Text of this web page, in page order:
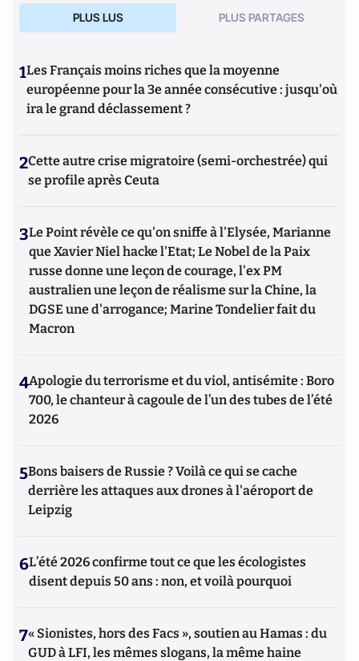
PLUS LUS PLUS PARTAGES
1Les Français moins riches que la moyenne
européenne pour la 3e année consécutive : jusqu'où
ira le grand déclassement ?
2Cette autre crise migratoire (semi-orchestrée) qui
se profile après Ceuta
3Le Point révèle ce qu'on sniffe à l'Elysée, Marianne
que Xavier Niel hacke l'Etat; Le Nobel de la Paix
russe donne une leçon de courage, l'ex PM
australien une leçon de réalisme sur la Chine, la
DGSE une d'arrogance; Marine Tondelier fait du
Macron
4Apologie du terrorisme et du viol, antisémite : Boro
700, le chanteur à cagoule de l’un des tubes de l’été
2026
5Bons baisers de Russie ? Voilà ce qui se cache
derrière les attaques aux drones à l'aéroport de
Leipzig
6L’été 2026 confirme tout ce que les écologistes
disent depuis 50 ans : non, et voilà pourquoi
7« Sionistes, hors des Facs », soutien au Hamas : du
GUD à LFI, les mêmes slogans, la même haine